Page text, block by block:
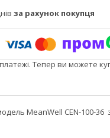
за рахунок покупця
Тепер ви можете
MeanWell CEN-100-